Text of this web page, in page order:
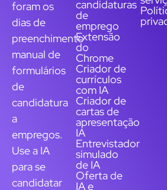
foram os
dias de
preenchimento
manual de
formulários
de
candidatura
a
empregos.
Use a IA
para se
candidatar
candidaturas
de
emprego
Extensão
do
Chrome
Criador de
currículos
com IA
Criador de
cartas de
apresentação
IA
Entrevistador
simulado
de IA
Oferta de
IA e